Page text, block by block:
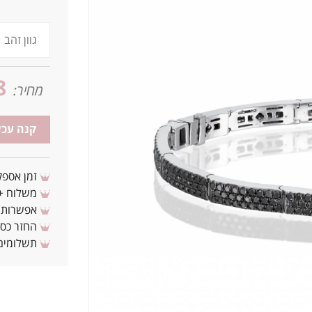
מחיר:
קנה
זמן אספקה: 3 - 10 ימי עסקים
משלוח + 3-4 ימי עסקים(צריכים לפני ? צרו
אפשרות
החזר